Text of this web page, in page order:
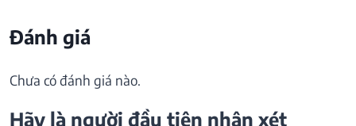
Đánh giá
Chưa có đánh giá nào.
Hãy là người đầu tiên nhận xét